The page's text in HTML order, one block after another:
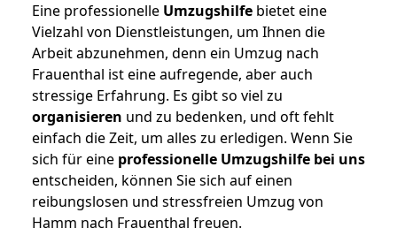
Eine professionelle Umzugshilfe bietet eine
Vielzahl von Dienstleistungen, um Ihnen die
Arbeit abzunehmen, denn ein Umzug nach
Frauenthal ist eine aufregende, aber auch
stressige Erfahrung. Es gibt so viel zu
organisieren und zu bedenken, und oft fehlt
einfach die Zeit, um alles zu erledigen. Wenn Sie
sich für eine professionelle Umzugshilfe bei uns
entscheiden, können Sie sich auf einen
reibungslosen und stressfreien Umzug von
Hamm nach Frauenthal freuen.